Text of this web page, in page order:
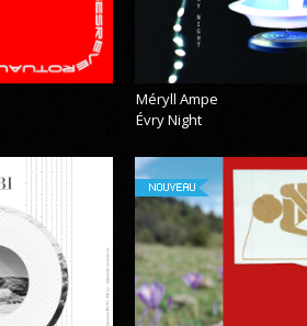
Méryll Ampe
Évry Night
NOUVEAU